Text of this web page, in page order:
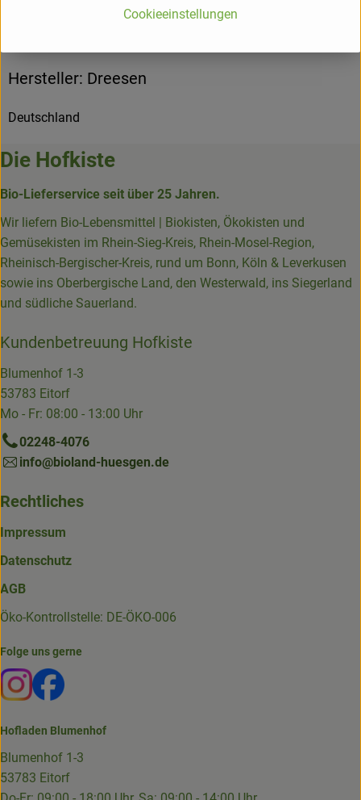
Hersteller: Dreesen
Deutschland
Die Hofkiste
Bio-Lieferservice seit über 25 Jahren.
Wir liefern Bio-Lebensmittel | Biokisten, Ökokisten und
Gemüsekisten im Rhein-Sieg-Kreis, Rhein-Mosel-Region,
Rheinisch-Bergischer-Kreis, rund um Bonn, Köln & Leverkusen
sowie ins Oberbergische Land, den Westerwald, ins Siegerland
und südliche Sauerland.
Kundenbetreuung Hofkiste
Blumenhof 1-3
53783 Eitorf
Mo - Fr: 08:00 - 13:00 Uhr
02248-4076
info@bioland-huesgen.de
Rechtliches
Impressum
Datenschutz
AGB
Öko-Kontrollstelle: DE-ÖKO-006
Folge uns gerne
Externer Link zu https://www.instagram.com/die.hofkiste/
Externer Link zu https://www.facebook.com/p/Die-
Hofladen Blumenhof
Blumenhof 1-3
53783 Eitorf
Cookieeinstellungen